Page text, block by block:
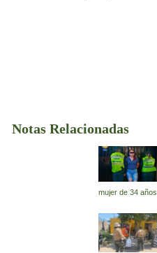
Notas Relacionadas
mujer de 34 años,